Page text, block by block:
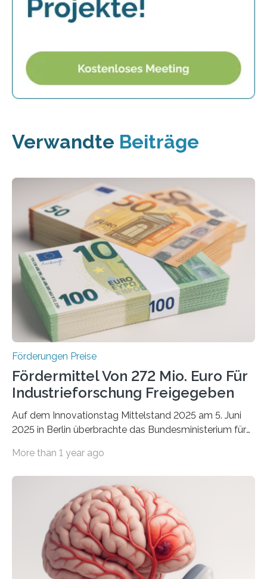
Verwandte Beiträge
Förderungen Preise
Fördermittel Von 272 Mio. Euro Für
Industrieforschung Freigegeben
Auf dem Innovationstag Mittelstand 2025 am 5. Juni
2025 in Berlin überbrachte das Bundesministerium für
Überplanmäßige Verpflichtungsermächtigungen in
Woche vom Haushaltsausschuss freigegeben – unter
anderem zur Unterstützung der
Industrieforschungsprogramme Industrielle
Gemeinschaftsforschung (IGF), Zentrales
Innovationsprogramm Mittelstand (ZIM) und
Innovationskompetenz INNO-KOM. Auf dem
Innovationstag Mittelstand 2025 am 5. Juni 2025 in
More than 1 year ago